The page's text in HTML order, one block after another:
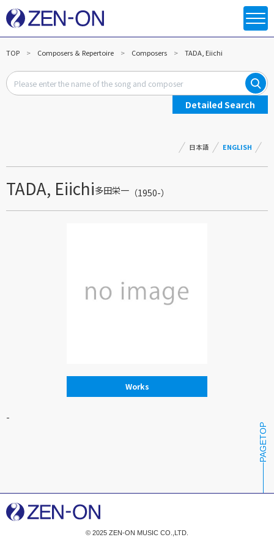
TOP Composers ＆ Repertoire Composers TADA, Eiichi
Detailed Search
日本語 ENGLISH
TADA, Eiichi多田栄一 （1950-）
Works
-
PAGETOP
© 2025 ZEN-ON MUSIC CO.,LTD.